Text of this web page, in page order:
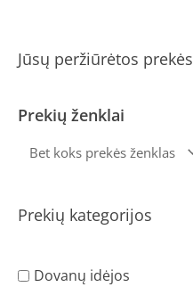
Jūsų peržiūrėtos prekės
Prekių ženklai
Prekių kategorijos
Dovanų idėjos